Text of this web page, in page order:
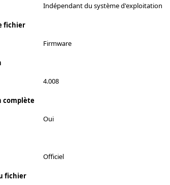
Indépendant du système d'exploitation
fichier
Firmware
4.008
complète
Oui
Officiel
fichier